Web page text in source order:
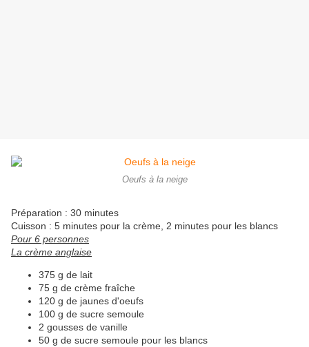
Oeufs à la neige
Préparation : 30 minutes
Cuisson : 5 minutes pour la crème, 2 minutes pour les blancs
Pour 6 personnes
​La crème anglaise
375 g de lait
75 g de crème fraîche
120 g de jaunes d'oeufs
100 g de sucre semoule
2 gousses de vanille
50 g de sucre semoule pour les blancs